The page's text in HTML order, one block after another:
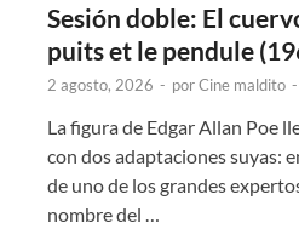
Sesión doble: El
puits et le pendule
2 agosto, 2026 - porCine maldito -
La figura de Edgar Allan Poe
con dos adaptaciones suyas:
de uno de los grandes
nombre del …